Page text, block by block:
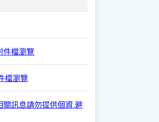
件檔瀏覽
檔瀏覽
訊息請勿提供個資,避